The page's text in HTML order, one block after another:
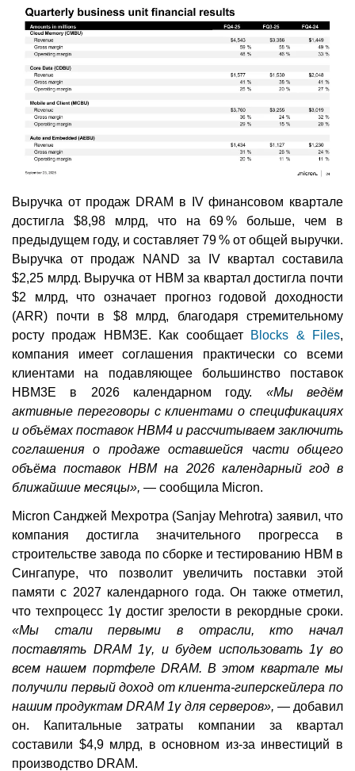
Выручка от продаж DRAM в IV финансовом квартале
достигла $8,98 млрд, что на 69 % больше, чем в
предыдущем году, и составляет 79 % от общей выручки.
Выручка от продаж NAND за IV квартал составила
$2,25 млрд. Выручка от HBM за квартал достигла почти
$2 млрд, что означает прогноз годовой доходности
(ARR) почти в $8 млрд, благодаря стремительному
росту продаж HBM3E. Как сообщает
Blocks & Files,
компания имеет соглашения практически со всеми
клиентами на подавляющее большинство поставок
HBM3E в 2026 календарном году. «Мы ведём
активные переговоры с клиентами о спецификациях
и объёмах поставок HBM4 и рассчитываем заключить
соглашения о продаже оставшейся части общего
объёма поставок HBM на 2026 календарный год в
ближайшие месяцы», — сообщила Micron.
Micron Санджей Мехротра (Sanjay Mehrotra) заявил, что
компания достигла значительного прогресса в
строительстве завода по сборке и тестированию HBM в
Сингапуре, что позволит увеличить поставки этой
памяти с 2027 календарного года. Он также отметил,
что техпроцесс 1γ достиг зрелости в рекордные сроки.
«Мы стали первыми в отрасли, кто начал
поставлять DRAM 1γ, и будем использовать 1γ во
всем нашем портфеле DRAM. В этом квартале мы
получили первый доход от клиента-гиперскейлера по
нашим продуктам DRAM 1γ для серверов», —добавил
он. Капитальные затраты компании за квартал
составили $4,9 млрд, в основном из-за инвестиций в
производство DRAM.